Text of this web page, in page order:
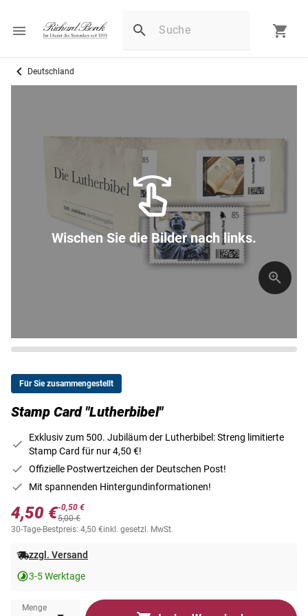
Deutschland
Wischen Sie die Bilder nach links.
Für Sie zusammengestellt
Stamp Card "Lutherbibel"
Exklusiv zum 500. Jubiläum der Lutherbibel: Streng limitierte
Stamp Card für nur 4,50 €!
Offizielle Postwertzeichen der Deutschen Post!
Mit spannenden Hintergundinformationen!
4,50 €-0,50 €
5,00 €
30-Tage-Bestpreis: 4,50 €inkl. gesetzl. MwSt.
zzgl. Versand
3-5 Werktage
Menge